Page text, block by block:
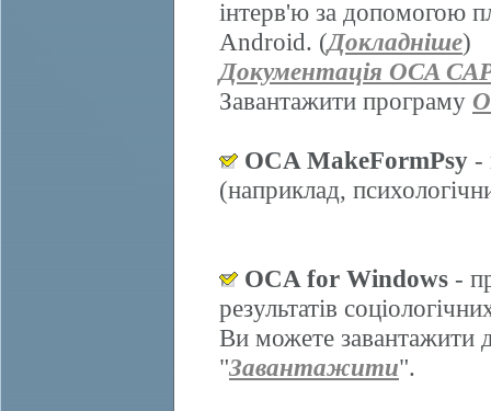
інтерв'ю за допомогою
Android. (Докладніше)
Документація OCA
Завантажити програму
OCA MakeFormPsy -
(наприклад,
OCA for Windows -
результатів
Ви можете завантажити
"Завантажити".